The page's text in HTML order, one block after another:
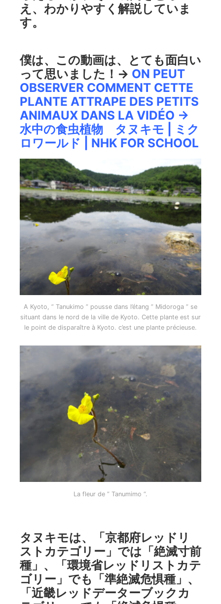
え、わかりやすく解説していま
す。
僕は、この動画は、とても面白い
って思いました！→ ON PEUT
OBSERVER COMMENT CETTE
PLANTE ATTRAPE DES PETITS
ANIMAUX DANS LA VIDÉO →
水中の食虫植物 タヌキモ | ミク
ロワールド | NHK FOR SCHOOL
A Kyoto, ” Tanukimo ” pousse dans l’étang ” Midoroga ” se
situant dans le nord de la ville de Kyoto. Cette plante est sur
le point de disparaître à Kyoto. c’est une plante précieuse.
La fleur de ” Tanumimo “.
タヌキモは、「京都府レッドリ
ストカテゴリー」では「絶滅寸前
種」、「環境省レッドリストカテ
ゴリー」でも「準絶滅危惧種」、
「近畿レッドデーターブックカ